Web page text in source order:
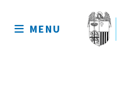
sitio
MENU